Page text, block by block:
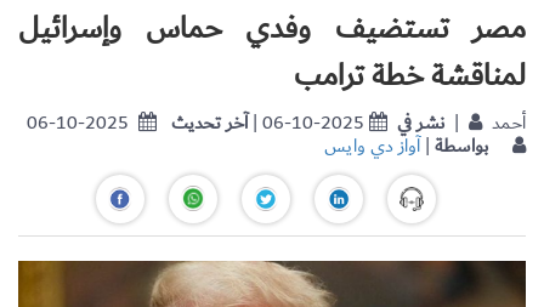
مصر تستضيف وفدي حماس وإسرائيل
لمناقشة خطة ترامب
06-10-2025 آخر تحديث| 06-10-2025 نشر في | أحمد
بواسطة|آواز دي وايس